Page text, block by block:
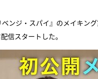
ンジ・スパイ』のメイキン
信スタートした。